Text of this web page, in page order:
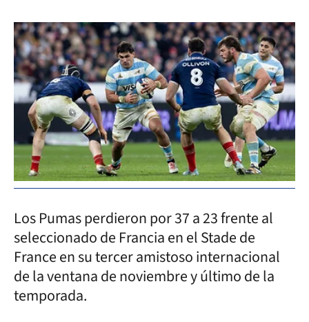
Los Pumas perdieron por 37 a 23 frente al
seleccionado de Francia en el Stade de
France en su tercer amistoso internacional
de la ventana de noviembre y último de la
temporada.